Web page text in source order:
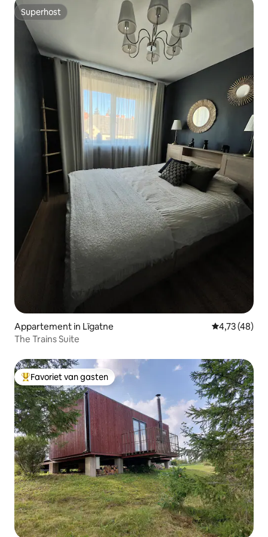
Superhost
Superhost
Appartement in Līgatne Gemiddelde
4,73 (48)
The Trains Suite
Topfavoriet van gasten
Favoriet van gasten